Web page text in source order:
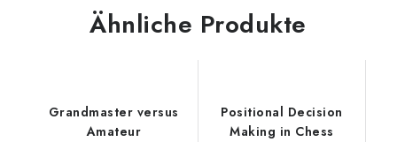
Ähnliche Produkte
Grandmaster versus
Amateur
Positional Decision
Making in Chess